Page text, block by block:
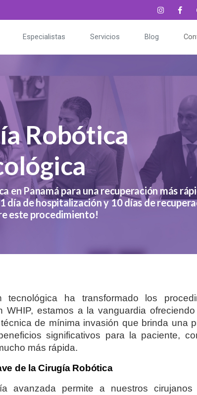
Especialistas Servicios Blog
Robótica
en Panamá para una recuperación más
día de hospitalización y 10 días de
este procedimiento!
tecnológica ha transformado los
WHIP, estamos a la vanguardia
de mínima invasión que brinda una
significativos para la paciente,
más rápida.
de la Cirugía Robótica
avanzada permite a nuestros cirujanos